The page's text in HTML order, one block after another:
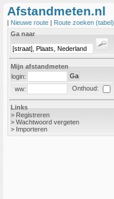
Afstandmeten.nl
| Nieuwe route | Route zoeken (tabel)
Ga naar
Mijn afstandmeten
login:
ww:
Onthoud:
Links
> Registreren
> Wachtwoord vergeten
> Importeren